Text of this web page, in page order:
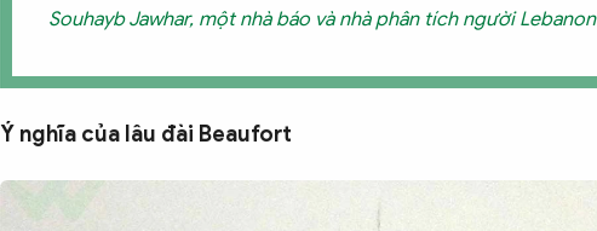
Souhayb Jawhar, một nhà báo và nhà phân tích người Lebanon
Ý nghĩa của lâu đài Beaufort